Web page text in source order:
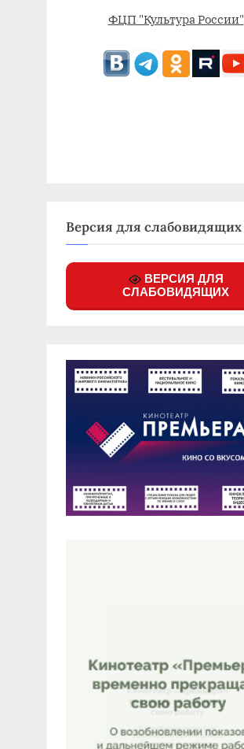
ФЦП "Культура России"
Версия для слабовидящих
ВЕРСИЯ ДЛЯ
СЛАБОВИДЯЩИХ